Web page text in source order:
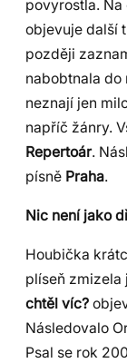
povyrostla. Na
objevuje další
později
nabobtnala do
neznají jen
napříč žánry.
Repertoár.
písně Praha.
Nic není jako
Houbička
plíseň zmizela
chtěl víc?
Následovalo
Psal se rok